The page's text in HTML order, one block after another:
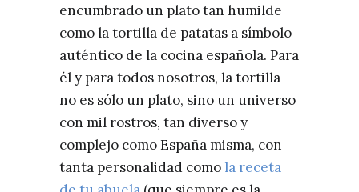
encumbrado un plato tan humilde
como la tortilla de patatas a símbolo
auténtico de la cocina española. Para
él y para todos nosotros, la tortilla
no es sólo un plato, sino un universo
con mil rostros, tan diverso y
complejo como España misma, con
tanta personalidad como la receta